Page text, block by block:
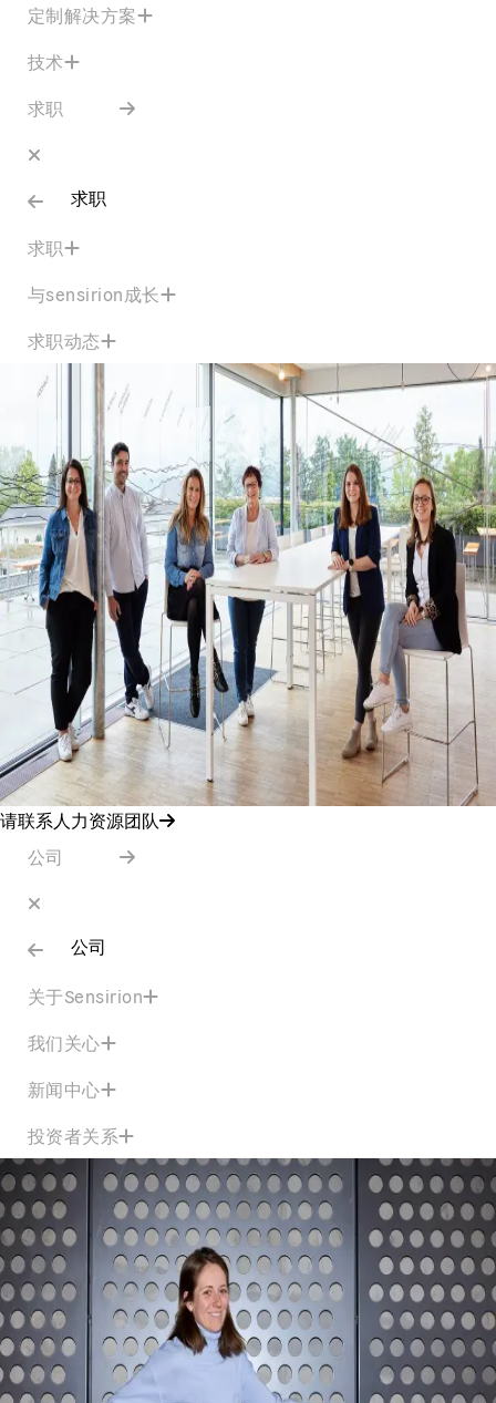
定制解决方案
技术
求职
求职
求职
与sensirion成长
求职动态
请联系人力资源团队
公司
公司
关于Sensirion
我们关心
新闻中心
投资者关系